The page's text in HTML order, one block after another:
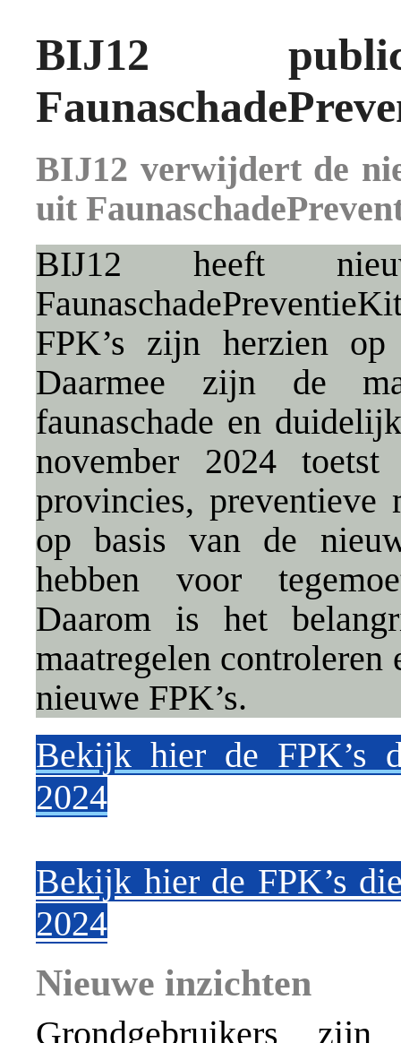
BIJ12
BIJ12 verwijdert de
uit
BIJ12 heeft
FPK’s zijn herzien
Daarmee zijn de
faunaschade en
november 2024
provincies, preventieve
op basis van de
hebben voor
Daarom is het
maatregelen controleren
nieuwe FPK’s.
Bekijk hier de FPK’s
2024
Bekijk hier de FPK’s
2024
Nieuwe inzichten
Grondgebruikers